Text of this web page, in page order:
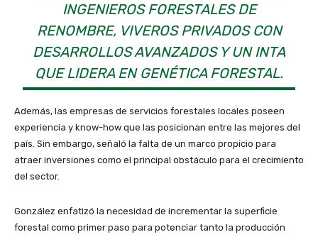
INGENIEROS FORESTALES DE
RENOMBRE, VIVEROS PRIVADOS CON
DESARROLLOS AVANZADOS Y UN INTA
QUE LIDERA EN GENÉTICA FORESTAL.
Además, las empresas de servicios forestales locales poseen
experiencia y know-how que las posicionan entre las mejores del
país. Sin embargo, señaló la falta de un marco propicio para
atraer inversiones como el principal obstáculo para el crecimiento
del sector.
González enfatizó la necesidad de incrementar la superficie
forestal como primer paso para potenciar tanto la producción